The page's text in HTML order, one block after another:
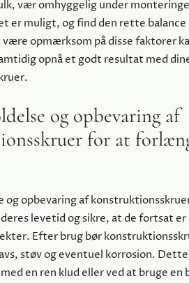
vær omhyggelig under
er muligt, og find den rette
opmærksom på disse faktorer
opnå et godt resultat med
og opbevaring af
for at
og opbevaring af
levetid og sikre, at de fortsat
Efter brug bør
støv og eventuel korrosion.
en ren klud eller ved at bruge en